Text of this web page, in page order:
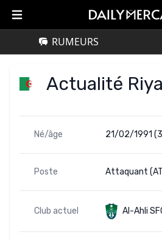
RUMEURS
Actualité
Né/âge 21/02/1991
Poste Attaquant
Club actuel Al-Ahli